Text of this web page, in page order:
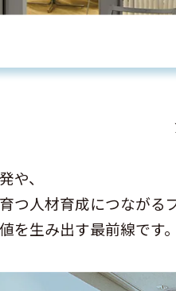
や、
つ人材育成につながる
を生み出す最前線です。